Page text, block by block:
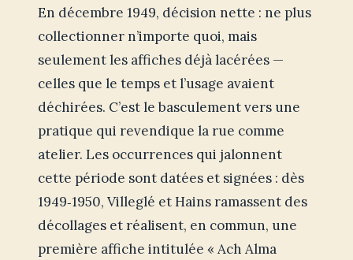
En décembre 1949, décision nette : ne plus
collectionner n’importe quoi, mais
seulement les affiches déjà lacérées —
celles que le temps et l’usage avaient
déchirées. C’est le basculement vers une
pratique qui revendique la rue comme
atelier. Les occurrences qui jalonnent
cette période sont datées et signées : dès
1949‑1950, Villeglé et Hains ramassent des
décollages et réalisent, en commun, une
première affiche intitulée « Ach Alma